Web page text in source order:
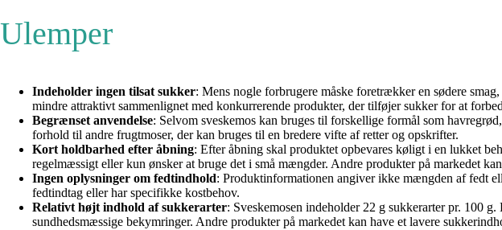
Ulemper
Indeholder ingen tilsat sukker: Mens nogle forbrugere måske foretrækker en sødere
mindre attraktivt sammenlignet med konkurrerende produkter, der tilføjer sukker for at
Begrænset anvendelse: Selvom sveskemos kan bruges til forskellige formål som
forhold til andre frugtmoser, der kan bruges til en bredere vifte af retter og opskrifter.
Kort holdbarhed efter åbning: Efter åbning skal produktet opbevares køligt i en lukket
regelmæssigt eller kun ønsker at bruge det i små mængder. Andre produkter på markedet
Ingen oplysninger om fedtindhold: Produktinformationen angiver ikke mængden af fedt
fedtindtag eller har specifikke kostbehov.
Relativt højt indhold af sukkerarter: Sveskemosen indeholder 22 g sukkerarter pr. 100
sundhedsmæssige bekymringer. Andre produkter på markedet kan have et lavere